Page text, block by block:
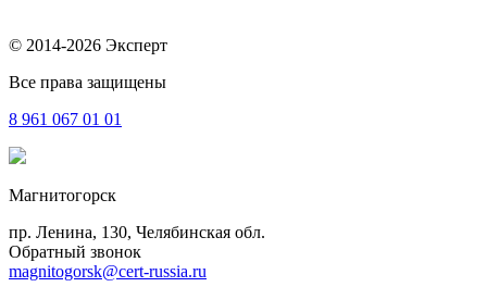
© 2014-2026 Эксперт
Все права защищены
8 961 067 01 01
Магнитогорск
пр. Ленина, 130, Челябинская обл.
Обратный звонок
magnitogorsk@cert-russia.ru